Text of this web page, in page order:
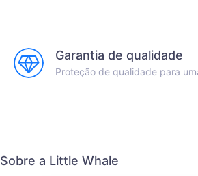
Garantia de qualidade
Proteção de qualidade para
Sobre a Little Whale